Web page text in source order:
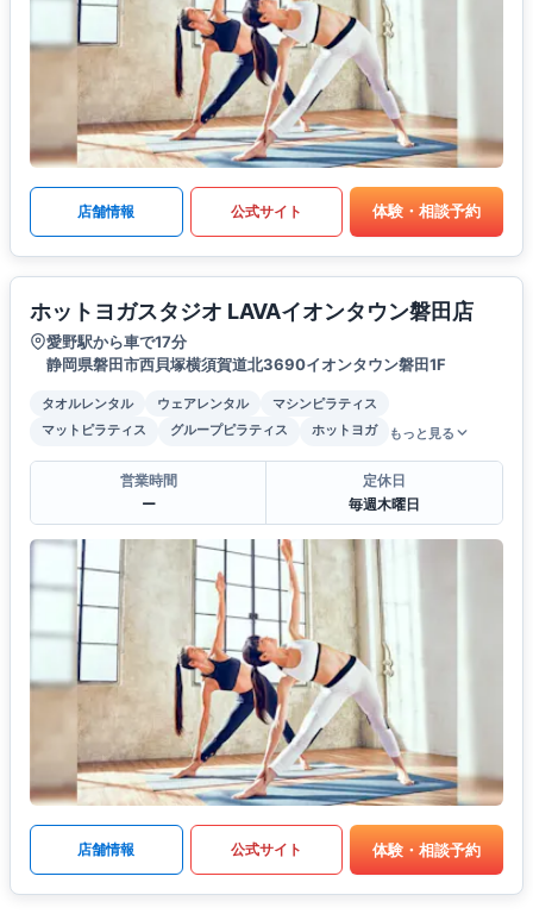
店舗情報 公式サイト 体験・相談予約
ホットヨガスタジオ LAVAイオンタウン磐田店
愛野駅から車で17分
静岡県磐田市西貝塚横須賀道北3690イオンタウン磐田1F
タオルレンタル ウェアレンタル
マシンピラティス
マットピラティス
グループピラティス ホットヨガ もっと見る
営業時間
ー
定休日
毎週木曜日
店舗情報 公式サイト 体験・相談予約